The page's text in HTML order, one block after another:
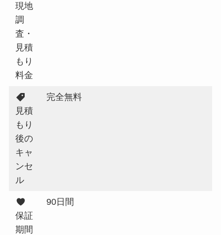
現地
調
査・
見積
もり
料金
見積
もり
後の
キャ
ンセ
ル
完全無料
保証
期間
90日間